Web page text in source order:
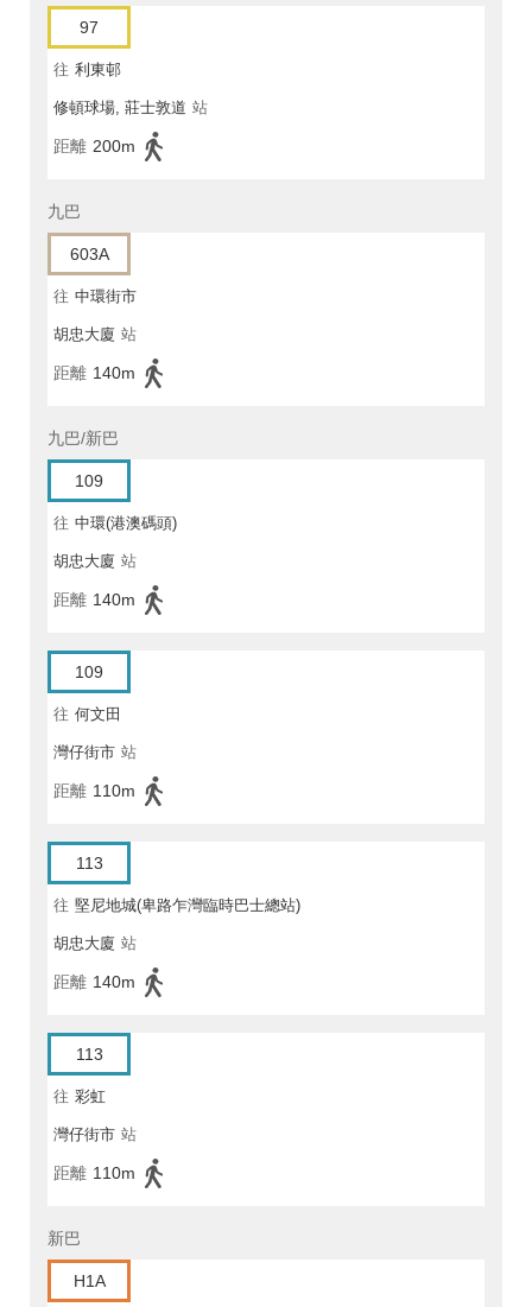
97
往 利東邨
修頓球場, 莊士敦道 站
距離 200m
九巴
603A
往 中環街市
胡忠大廈 站
距離 140m
九巴/新巴
109
往 中環(港澳碼頭)
胡忠大廈 站
距離 140m
109
往 何文田
灣仔街市 站
距離 110m
113
往 堅尼地城(卑路乍灣臨時巴士總站)
胡忠大廈 站
距離 140m
113
往 彩虹
灣仔街市 站
距離 110m
新巴
H1A